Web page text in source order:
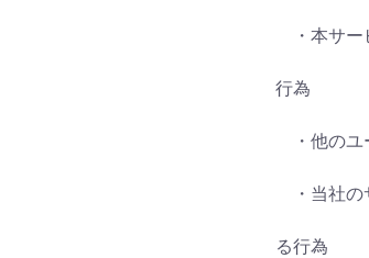
・本サー
行為
・他のユ
・当社の
る行為